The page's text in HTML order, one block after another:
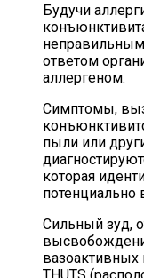
Будучи
ответом
аллергеном.
Симптомы,
пыли или
которая
потенциально
Сильный зуд,
THUTS